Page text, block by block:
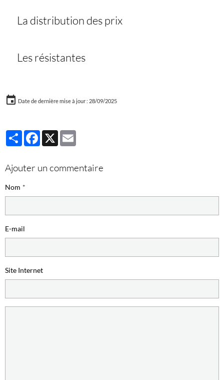
La distribution des prix
Les résistantes
Date de dernière mise à jour : 28/09/2025
PartagerFacebook
X
Ajouter un commentaire
Nom
E-mail
Site Internet